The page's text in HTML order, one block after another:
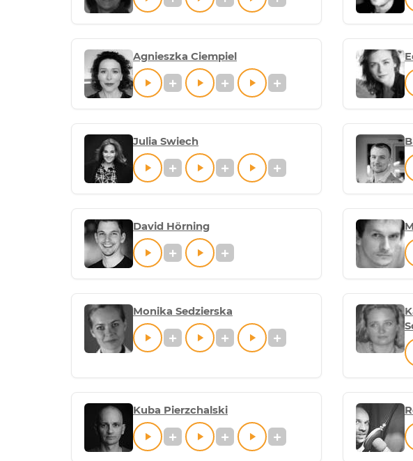
Agnieszka Ciempiel
Julia Swiech
David Hörning
Monika Sedzierska
Kuba Pierzchalski